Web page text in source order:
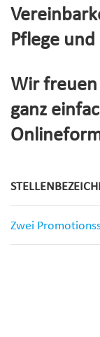
Pflege
Wir
ganz
Zwei